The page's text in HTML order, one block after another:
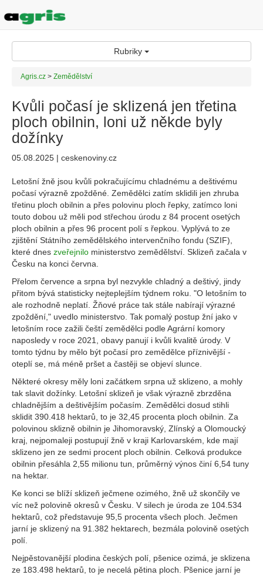
Rubriky
Agris.cz > Zemědělství
Kvůli počasí je sklizená jen třetina
ploch obilnin, loni už někde byly
dožínky
05.08.2025 | ceskenoviny.cz
Letošní žně jsou kvůli pokračujícímu chladnému a deštivému
počasí výrazně zpožděné. Zemědělci zatím sklidili jen zhruba
třetinu ploch obilnin a přes polovinu ploch řepky, zatímco loni
touto dobou už měli pod střechou úrodu z 84 procent osetých
ploch obilnin a přes 96 procent polí s řepkou. Vyplývá to ze
zjištění Státního zemědělského intervenčního fondu (SZIF),
které dnes zveřejnilo ministerstvo zemědělství. Sklizeň začala v
Česku na konci června.
Přelom července a srpna byl nezvykle chladný a deštivý, jindy
přitom bývá statisticky nejteplejším týdnem roku. "O letošním to
ale rozhodně neplatí. Žňové práce tak stále nabírají výrazné
zpoždění," uvedlo ministerstvo. Tak pomalý postup žní jako v
letošním roce zažili čeští zemědělci podle Agrární komory
naposledy v roce 2021, obavy panují i kvůli kvalitě úrody. V
tomto týdnu by mělo být počasí pro zemědělce příznivější -
oteplí se, má méně pršet a častěji se objeví slunce.
Některé okresy měly loni začátkem srpna už sklizeno, a mohly
tak slavit dožínky. Letošní sklizeň je však výrazně zbrzděna
chladnějším a deštivějším počasím. Zemědělci dosud stihli
sklidit 390.418 hektarů, to je 32,45 procenta ploch obilnin. Za
polovinou sklizně obilnin je Jihomoravský, Zlínský a Olomoucký
kraj, nejpomaleji postupují žně v kraji Karlovarském, kde mají
sklizeno jen ze sedmi procent ploch obilnin. Celková produkce
obilnin přesáhla 2,55 milionu tun, průměrný výnos činí 6,54 tuny
na hektar.
Ke konci se blíží sklizeň ječmene ozimého, žně už skončily ve
víc než polovině okresů v Česku. V silech je úroda ze 104.534
hektarů, což představuje 95,5 procenta všech ploch. Ječmen
jarní je sklizený na 91.382 hektarech, bezmála polovině osetých
polí.
Nejpěstovanější plodina českých polí, pšenice ozimá, je sklizena
ze 183.498 hektarů, to je necelá pětina ploch. Pšenice jarní je